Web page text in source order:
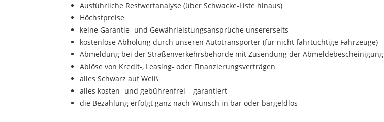
Ausführliche Restwertanalyse (über Schwacke-Liste hinaus)
Höchstpreise
keine Garantie- und Gewährleistungsansprüche unsererseits
kostenlose Abholung durch unseren Autotransporter (für nicht fahrtüchtige Fahrzeuge)
Abmeldung bei der Straßenverkehrsbehörde mit Zusendung der Abmeldebescheinigung
Ablöse von Kredit-, Leasing- oder Finanzierungsverträgen
alles Schwarz auf Weiß
alles kosten- und gebührenfrei – garantiert
die Bezahlung erfolgt ganz nach Wunsch in bar oder bargeldlos